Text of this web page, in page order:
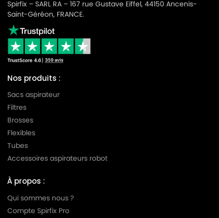
Spirfix – SARL RA – 167 rue Gustave Eiffel, 44150 Ancenis-
Saint-Géréon, FRANCE.
Nos produits :
Sacs aspirateur
Filtres
Brosses
Flexibles
Tubes
Accessoires aspirateurs robot
À propos :
Qui sommes nous ?
Compte Spirfix Pro